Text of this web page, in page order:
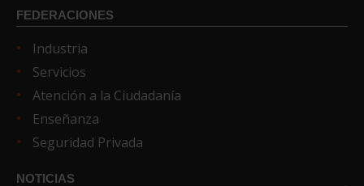
FEDERACIONES
Industria
Servicios
Atención a la Ciudadanía
Enseñanza
Seguridad Privada
NOTICIAS